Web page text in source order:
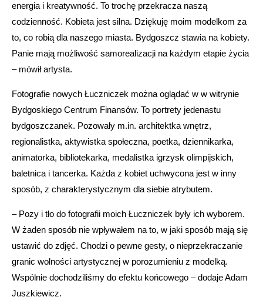
energia i kreatywność. To trochę przekracza naszą
codzienność. Kobieta jest silna. Dziękuję moim modelkom za
to, co robią dla naszego miasta. Bydgoszcz stawia na kobiety.
Panie mają możliwość samorealizacji na każdym etapie życia
– mówił artysta.
Fotografie nowych Łuczniczek można oglądać w w witrynie
Bydgoskiego Centrum Finansów. To portrety jedenastu
bydgoszczanek. Pozowały m.in. architektka wnętrz,
regionalistka, aktywistka społeczna, poetka, dziennikarka,
animatorka, bibliotekarka, medalistka igrzysk olimpijskich,
baletnica i tancerka. Każda z kobiet uchwycona jest w inny
sposób, z charakterystycznym dla siebie atrybutem.
– Pozy i tło do fotografii moich Łuczniczek były ich wyborem.
W żaden sposób nie wpływałem na to, w jaki sposób mają się
ustawić do zdjęć. Chodzi o pewne gesty, o nieprzekraczanie
granic wolności artystycznej w porozumieniu z modelką.
Wspólnie dochodziliśmy do efektu końcowego – dodaje Adam
Juszkiewicz.